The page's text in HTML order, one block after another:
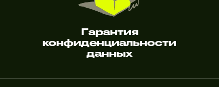
Гарантия
конфиденциальности
данных